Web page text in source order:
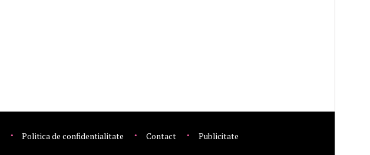
Politica de confidentialitate Contact
Publicitate